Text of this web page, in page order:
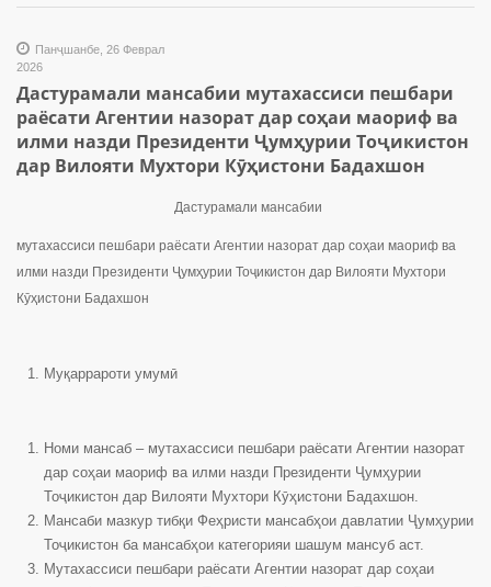
Панҷшанбе, 26 Феврал
2026
Дастурамали мансабии мутахассиси пешбари
раёсати Агентии назорат дар соҳаи маориф ва
илми назди Президенти Ҷумҳурии Тоҷикистон
дар Вилояти Мухтори Кӯҳистони Бадахшон
Дастурамали мансабии
мутахассиси пешбари раёсати Агентии назорат дар соҳаи маориф ва
илми назди Президенти Ҷумҳурии Тоҷикистон дар Вилояти Мухтори
Кӯҳистони Бадахшон
Муқаррароти умумӣ
Номи мансаб – мутахассиси пешбари раёсати Агентии назорат
дар соҳаи маориф ва илми назди Президенти Ҷумҳурии
Тоҷикистон дар Вилояти Мухтори Кӯҳистони Бадахшон.
Мансаби мазкур тибқи Феҳристи мансабҳои давлатии Ҷумҳурии
Тоҷикистон ба мансабҳои категорияи шашум мансуб аст.
Мутахассиси пешбари раёсати Агентии назорат дар соҳаи